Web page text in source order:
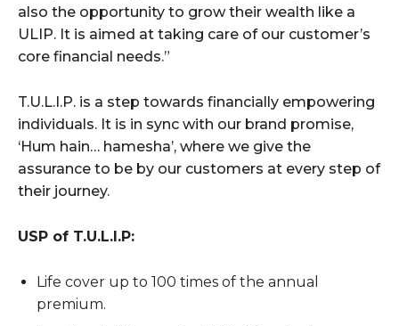
also the opportunity to grow their wealth like a
ULIP. It is aimed at taking care of our customer’s
core financial needs.”
T.U.L.I.P. is a step towards financially empowering
individuals. It is in sync with our brand promise,
‘Hum hain… hamesha’, where we give the
assurance to be by our customers at every step of
their journey.
USP of T.U.L.I.P:
Life cover up to 100 times of the annual
premium.